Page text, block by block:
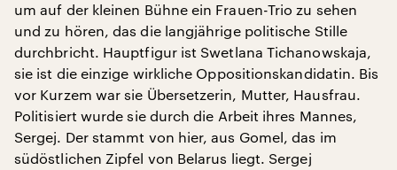
um auf der kleinen Bühne ein Frauen-Trio zu sehen
und zu hören, das die langjährige politische Stille
durchbricht. Hauptfigur ist Swetlana Tichanowskaja,
sie ist die einzige wirkliche Oppositionskandidatin. Bis
vor Kurzem war sie Übersetzerin, Mutter, Hausfrau.
Politisiert wurde sie durch die Arbeit ihres Mannes,
Sergej. Der stammt von hier, aus Gomel, das im
südöstlichen Zipfel von Belarus liegt. Sergej